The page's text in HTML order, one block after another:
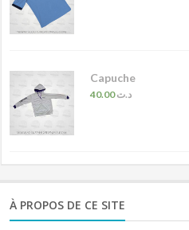
Capuche
40.00د.ت
À PROPOS DE CE SITE